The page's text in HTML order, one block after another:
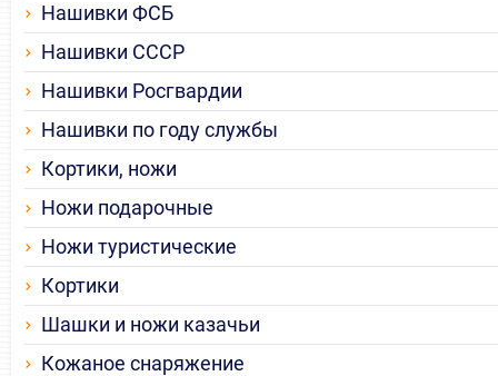
Нашивки ФСБ
Нашивки СССР
Нашивки Росгвардии
Нашивки по году службы
Кортики, ножи
Ножи подарочные
Ножи туристические
Кортики
Шашки и ножи казачьи
Кожаное снаряжение